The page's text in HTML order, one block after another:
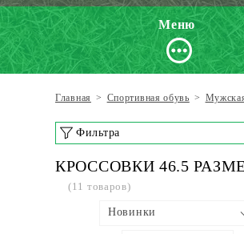
Меню
Главная > Спортивная обувь >
Фильтра
КРОССОВКИ 46.5
(11 товаров)
Новинки